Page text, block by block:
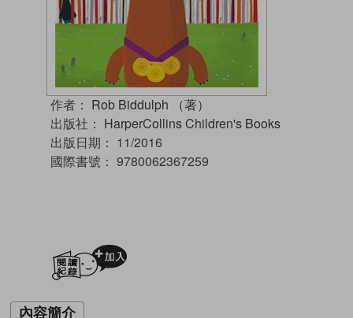
作者： Rob Biddulph （著）
出版社： HarperCollins Children's Books
出版日期： 11/2016
國際書號： 9780062367259
內容簡介